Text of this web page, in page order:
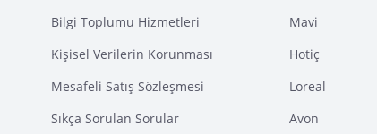
Bilgi Toplumu Hizmetleri
Kişisel Verilerin Korunması
Mesafeli Satış Sözleşmesi
Sıkça Sorulan Sorular
Mavi
Hotiç
Loreal
Avon